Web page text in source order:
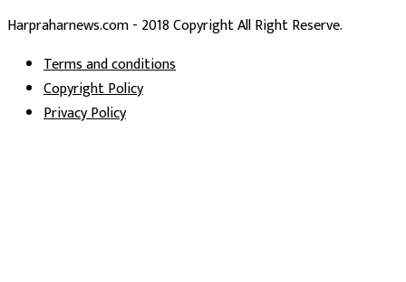
Harpraharnews.com - 2018 Copyright All Right Reserve.
Terms and conditions
Copyright Policy
Privacy Policy